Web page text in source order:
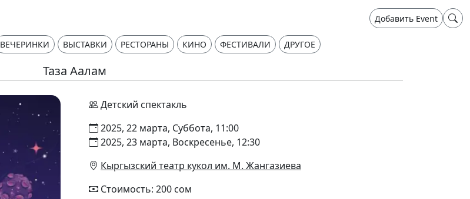
Добавить Event
ВЕЧЕРИНКИ ВЫСТАВКИ РЕСТОРАНЫ КИНО ФЕСТИВАЛИ ДРУГОЕ
Таза Аалам
Детский спектакль
2025, 22 марта, Суббота, 11:00
2025, 23 марта, Воскресенье, 12:30
Кыргызский театр кукол им. М. Жангазиева
Стоимость: 200 сом